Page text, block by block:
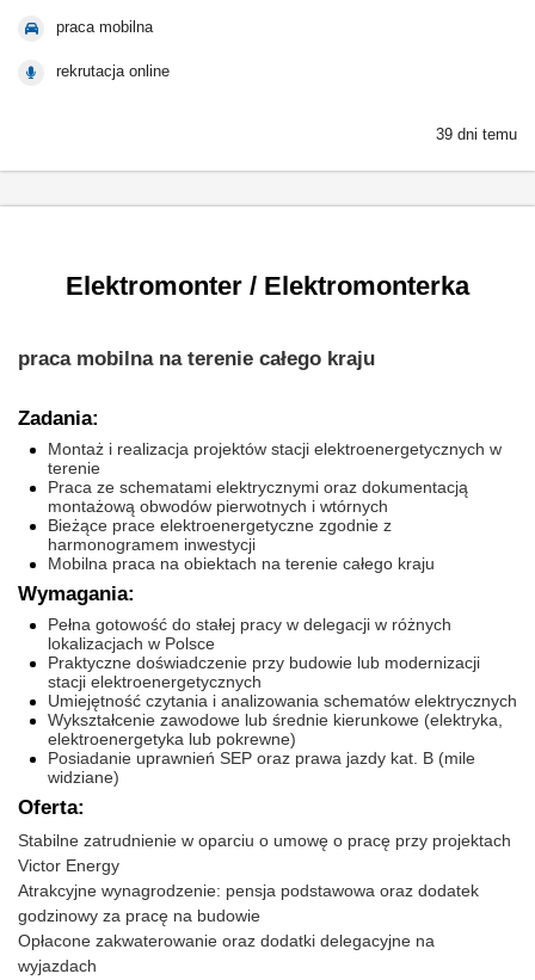
praca mobilna
rekrutacja online
39 dni temu
Elektromonter / Elektromonterka
praca mobilna na terenie całego kraju
Zadania:
Montaż i realizacja projektów stacji elektroenergetycznych w
terenie
Praca ze schematami elektrycznymi oraz dokumentacją
montażową obwodów pierwotnych i wtórnych
Bieżące prace elektroenergetyczne zgodnie z
harmonogramem inwestycji
Mobilna praca na obiektach na terenie całego kraju
Wymagania:
Pełna gotowość do stałej pracy w delegacji w różnych
lokalizacjach w Polsce
Praktyczne doświadczenie przy budowie lub modernizacji
stacji elektroenergetycznych
Umiejętność czytania i analizowania schematów elektrycznych
Wykształcenie zawodowe lub średnie kierunkowe (elektryka,
elektroenergetyka lub pokrewne)
Posiadanie uprawnień SEP oraz prawa jazdy kat. B (mile
widziane)
Oferta:
Stabilne zatrudnienie w oparciu o umowę o pracę przy projektach
Victor Energy
Atrakcyjne wynagrodzenie: pensja podstawowa oraz dodatek
godzinowy za pracę na budowie
Opłacone zakwaterowanie oraz dodatki delegacyjne na
wyjazdach